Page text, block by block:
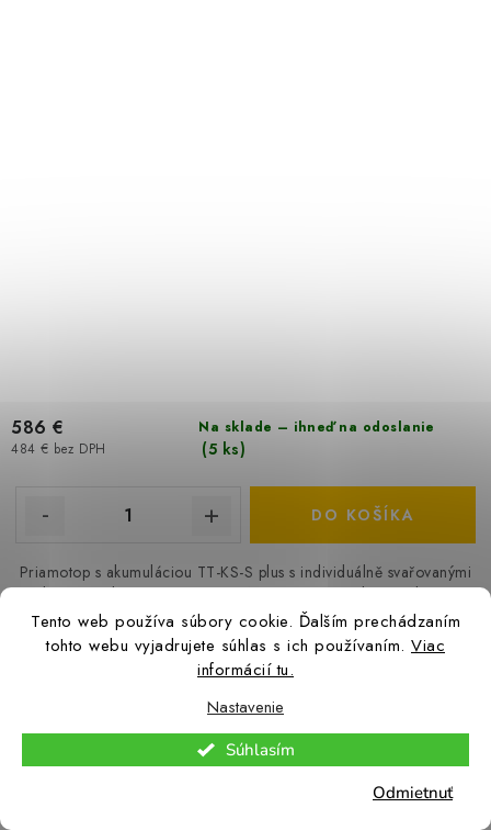
Tento web používa súbory cookie. Ďalším prechádzaním
tohto webu vyjadrujete súhlas s ich používaním. Viac
informácií tu.
Nastavenie
Odmietnuť
Súhlasím
Na sklade – ihneď na odoslanie
(5 ks)
484 € bez DPH
586 €
DO KOŠÍKA
Priamotop s akumuláciou TT-KS-S plus s individuálně svařovanými
žebry a práškovou povrchovou úpravou. Verze plus je vybavena
vestavěným termostatem s funkcí týden/den, detekcí...
Technotherm Priamotop s akumuláciou TT-KS-S DSM - 2800
W